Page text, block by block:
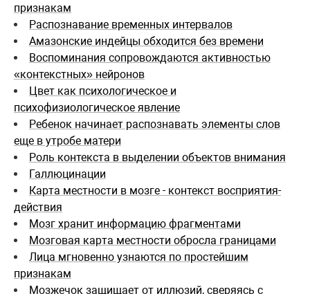
признакам
Распознавание временных интервалов
Амазонские индейцы обходится без времени
Воспоминания сопровождаются активностью
«контекстных» нейронов
Цвет как психологическое и
психофизиологическое явление
Ребенок начинает распознавать элементы слов
еще в утробе матери
Роль контекста в выделении объектов внимания
Галлюцинации
Карта местности в мозге - контекст восприятия-
действия
Мозг хранит информацию фрагментами
Мозговая карта местности обросла границами
Лица мгновенно узнаются по простейшим
признакам
Мозжечок защищает от иллюзий, сверяясь с